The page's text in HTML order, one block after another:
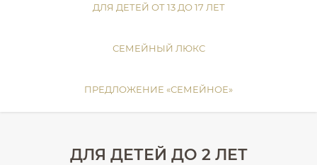
ДЛЯ ДЕТЕЙ ОТ 13 ДО 17 ЛЕТ
СЕМЕЙНЫЙ ЛЮКС
ПРЕДЛОЖЕНИЕ «СЕМЕЙНОЕ»
ДЛЯ ДЕТЕЙ ДО 2 ЛЕТ